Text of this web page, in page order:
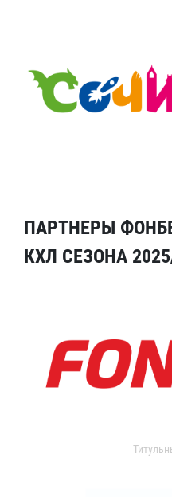
ПАРТНЕРЫ
КХЛ СЕЗОНА